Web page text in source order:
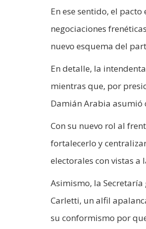
En ese sentido, el
negociaciones
nuevo esquema del
En detalle, la
mientras que, por
Damián Arabia asumió
Con su nuevo rol al
fortalecerlo y
electorales con vistas a
Asimismo, la Secretaría
Carletti, un alfil
su conformismo por